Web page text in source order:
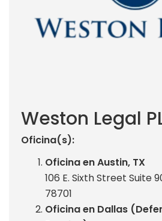
Weston Legal
Oficina(s):
Oficina en Austin, TX
106 E. Sixth Street Suite
78701
Oficina en Dallas